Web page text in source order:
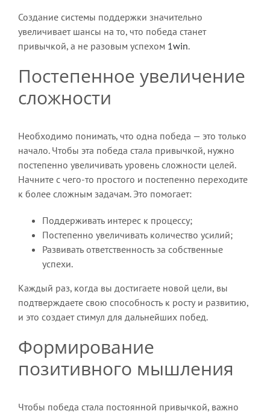
Создание системы поддержки значительно
увеличивает шансы на то, что победа станет
привычкой, а не разовым успехом 1win.
Постепенное увеличение
сложности
Необходимо понимать, что одна победа — это только
начало. Чтобы эта победа стала привычкой, нужно
постепенно увеличивать уровень сложности целей.
Начните с чего-то простого и постепенно переходите
к более сложным задачам. Это помогает:
Поддерживать интерес к процессу;
Постепенно увеличивать количество усилий;
Развивать ответственность за собственные
успехи.
Каждый раз, когда вы достигаете новой цели, вы
подтверждаете свою способность к росту и развитию,
и это создает стимул для дальнейших побед.
Формирование
позитивного мышления
Чтобы победа стала постоянной привычкой, важно